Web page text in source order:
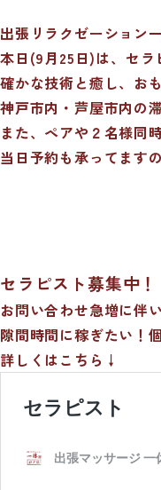
出張リラクゼーション
本日(9月25日)は、セラ
確かな技術と癒し、お
神戸市内・芦屋市内の
また、ペアや２名様同
当日予約も承ってます
セラピスト募集中！
お問い合わせ急増に伴
隙間時間に稼ぎたい！
詳しくはこちら↓